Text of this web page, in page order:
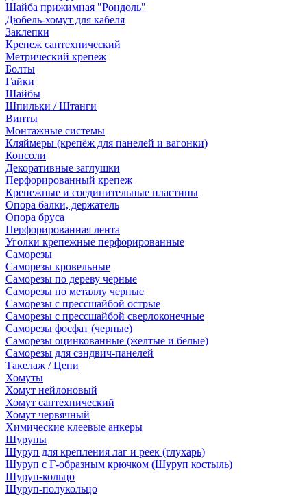
Шайба прижимная "Рондоль"
Дюбель-хомут для кабеля
Заклепки
Крепеж сантехнический
Метрический крепеж
Болты
Гайки
Шайбы
Шпильки / Штанги
Винты
Монтажные системы
Кляймеры (крепёж для панелей и вагонки)
Консоли
Декоративные заглушки
Перфорированный крепеж
Крепежные и соединительные пластины
Опора балки, держатель
Опора бруса
Перфорированная лента
Уголки крепежные перфорированные
Саморезы
Саморезы кровельные
Саморезы по дереву черные
Саморезы по металлу черные
Саморезы с прессшайбой острые
Саморезы с прессшайбой сверлоконечные
Саморезы фосфат (черные)
Саморезы оцинкованные (желтые и белые)
Саморезы для сэндвич-панелей
Такелаж / Цепи
Хомуты
Хомут нейлоновый
Хомут сантехнический
Хомут червячный
Химические клеевые анкеры
Шурупы
Шуруп для крепления лаг и реек (глухарь)
Шуруп с Г-образным крючком (Шуруп костыль)
Шуруп-кольцо
Шуруп-полукольцо